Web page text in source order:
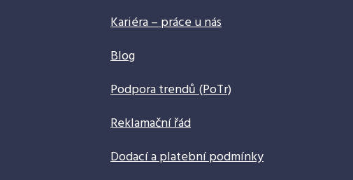
Kariéra – práce u nás
Blog
Podpora trendů (PoTr)
Reklamační řád
Dodací a platební podmínky